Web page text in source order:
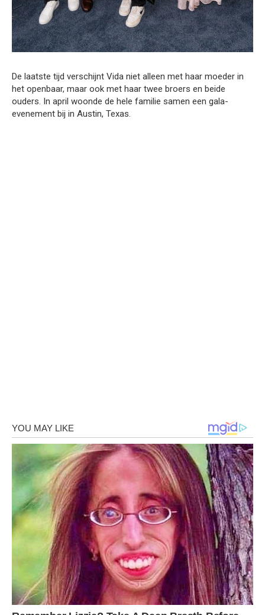
De laatste tijd verschijnt Vida niet alleen met haar moeder in
het openbaar, maar ook met haar twee broers en beide
ouders. In april woonde de hele familie samen een gala-
evenement bij in Austin, Texas.